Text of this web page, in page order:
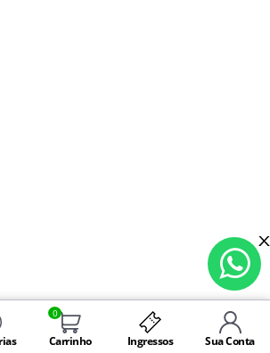
0
Carrinho Ingressos Sua Conta